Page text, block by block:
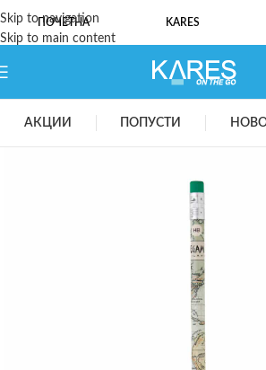
Skip to navigation
Skip to main content
ПОЧЕТНА KARES
АКЦИИ ПОПУСТИ